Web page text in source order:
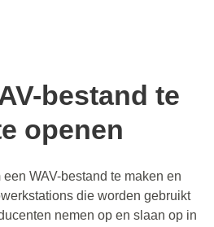
bestand te
openen
WAV-bestand te maken en
die worden gebruikt
nemen op en slaan op in